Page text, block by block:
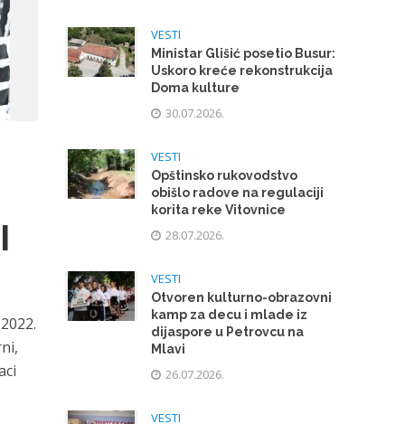
VESTI
Ministar Glišić posetio Busur:
Uskoro kreće rekonstrukcija
Doma kulture
30.07.2026.
VESTI
Opštinsko rukovodstvo
obišlo radove na regulaciji
korita reke Vitovnice
28.07.2026.
VESTI
Otvoren kulturno-obrazovni
kamp za decu i mlade iz
dijaspore u Petrovcu na
Mlavi
26.07.2026.
VESTI